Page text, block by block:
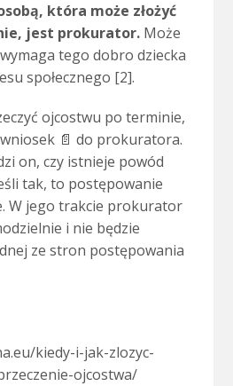
która może złożyć
jest prokurator. Może
tego dobro dziecka
społecznego [2].
ojcostwu po terminie,
📄 do prokuratora.
on, czy istnieje powód
tak, to postępowanie
W jego trakcie prokurator
i nie będzie
ze stron postępowania
kiedy-i-jak-zlozyc-
ojcostwa/